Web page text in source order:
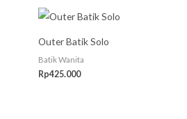
Outer Batik Solo
Batik Wanita
Rp425.000